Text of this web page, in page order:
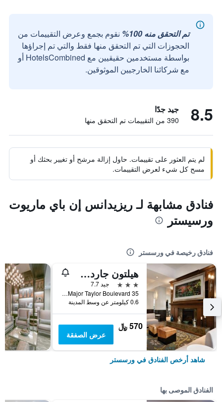
تم التحقق منه 100%
نقوم بجمع وعرض التقييمات من
الحجوزات التي تم التحقق منها فقط والتي تم إجراؤها
بواسطة مستخدمين حقيقيين مع HotelsCombined أو
مع شركائنا الخارجيين الموثوقين.
8.5 جيد جدًا
390 من التقييمات تم التحقق منها
لم يتم العثور على تقييمات. حاول إزالة مرشح أو تغيير بحثك أو
مسح كل شيء لعرض التقييمات.
فنادق مشابهة لـ ريزيدانس إن باي ماريوت
ورسيستر
فنادق رخيصة في ورسستر
هيلتون جاردن إن ورشستر
3 نجوم
جيد 7.7
35 Major Taylor Boulevard, ورسستر, MA, الولايات المتحدة الأميريكية
0.6 كيلومتر عن وسط المدينة
570 ﷼
عرض الصفقة
شاهد أرخص الفنادق في ورسستر
الفنادق الموصى بها